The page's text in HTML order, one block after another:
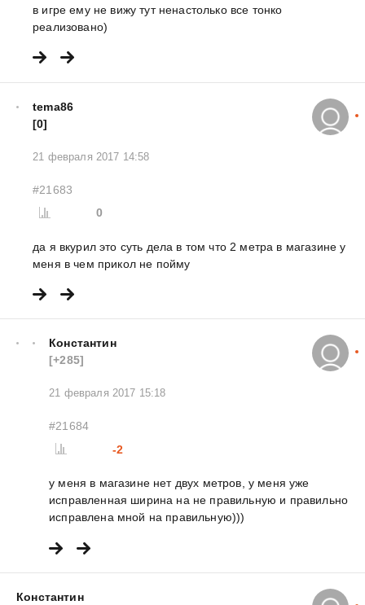
в игре ему не вижу тут ненастолько все тонко
реализовано)
tema86
[0]
21 февраля 2017 14:58
#21683
0
да я вкурил это суть дела в том что 2 метра в магазине у
меня в чем прикол не пойму
Константин
[+285]
21 февраля 2017 15:18
#21684
-2
у меня в магазине нет двух метров, у меня уже
исправленная ширина на не правильную и правильно
исправлена мной на правильную)))
Константин